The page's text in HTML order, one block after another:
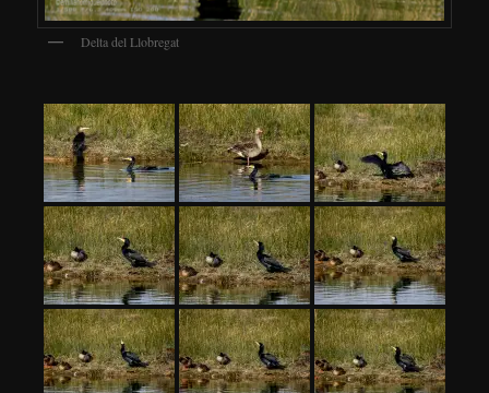
Delta del Llobregat